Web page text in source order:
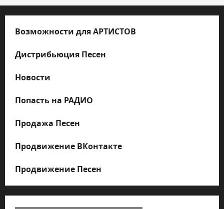
Возможности для АРТИСТОВ
Дистрибьюция Песен
Новости
Попасть на РАДИО
Продажа Песен
Продвижение ВКонтакте
Продвижение Песен